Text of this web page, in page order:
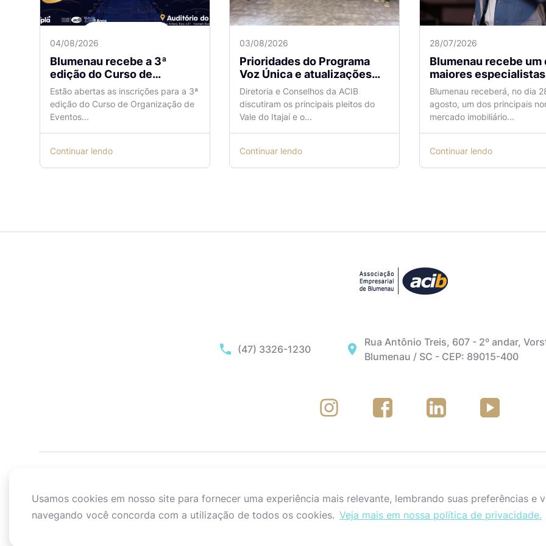
04/08/2026
Blumenau recebe a 3ª
edição do Curso de
Organização de Eventos
Lilian Ribeiro
Estão abertas as inscrições para a 3ª
edição do Curso de Organização de
Eventos...
Continuar lendo
03/08/2026
Prioridades do Programa
Voz Única e atualizações
sobre o Aeroporto de
Navegantes são temas de
reunião na ACIB
Diretoria e Conselhos da ACIB
discutiram os principais pleitos do
Vale do Itajaí e o...
Continuar lendo
28/07/2026
Blumenau recebe um
maiores especialistas em
vendas do mercado
imobiliário
Blumenau receberá, no dia
agosto, um dos principais
mercado imobiliário...
Continuar lendo
(47) 3326-1230
Rua Antônio Treis, 607 - 2º andar,
Blumenau / SC - CEP: 89015-400
Usamos cookies em nosso site para fornecer uma experiência mais relevante, lembrando suas preferências e
navegando você concorda com a utilização de todos os cookies. Veja mais em nossa política de privacidade.